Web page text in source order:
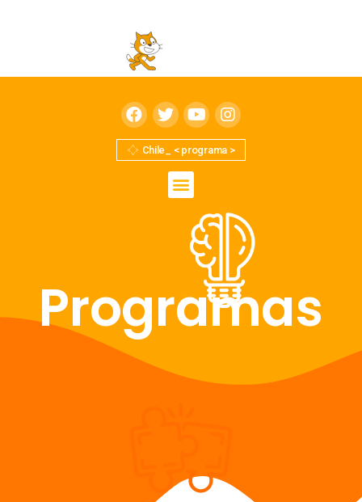
Chile_ < programa >
Programas